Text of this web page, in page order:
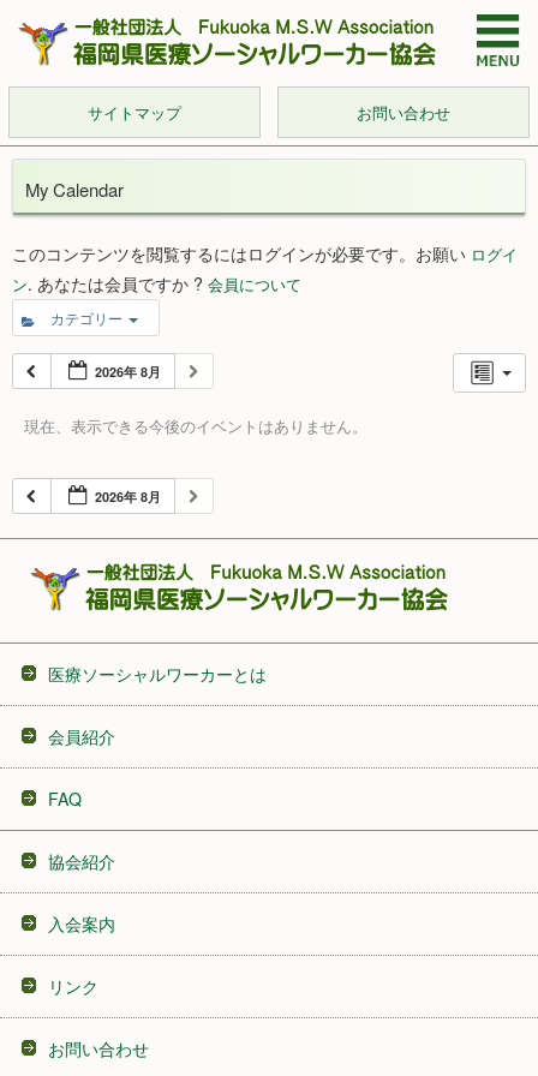
サイトマップ お問い合わせ
My Calendar
このコンテンツを閲覧するにはログインが必要です。お願い ログイ
ン. あなたは会員ですか ? 会員について
カテゴリー
2026年 8月
現在、表示できる今後のイベントはありません。
2026年 8月
医療ソーシャルワーカーとは
会員紹介
FAQ
協会紹介
入会案内
リンク
お問い合わせ